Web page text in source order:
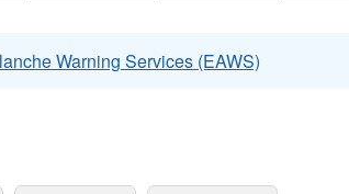
Warning Services (EAWS)